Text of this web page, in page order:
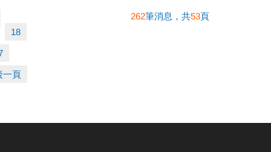
最終解釋權。
18
一頁
262筆消息，共53頁